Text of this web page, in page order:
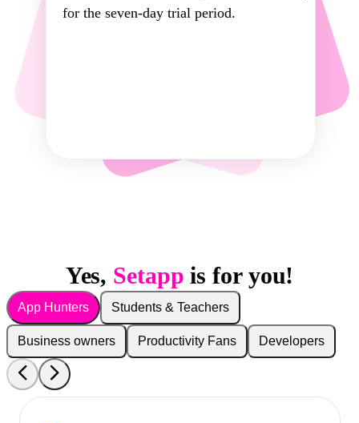
for the seven-day trial period.
Yes, Setapp is for you!
App Hunters Students & Teachers
Business owners Productivity Fans Developers